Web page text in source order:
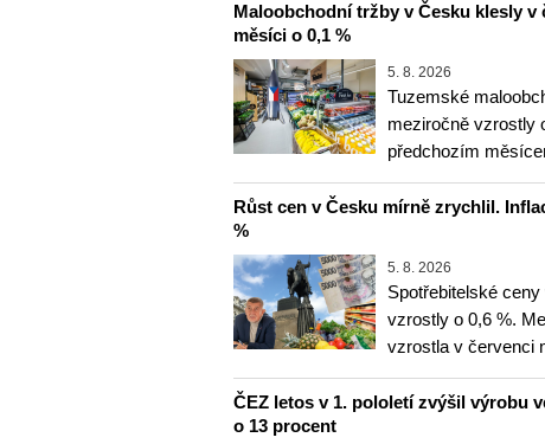
Maloobchodní tržby v Česku klesly
měsíci o 0,1 %
5. 8. 2026
Tuzemské
meziročně vzrostly
předchozím
Růst cen v Česku mírně zrychlil.
%
5. 8. 2026
Spotřebitelské
vzrostly o 0,6 %.
vzrostla v červenci
ČEZ letos v 1. pololetí zvýšil výrobu
o 13 procent